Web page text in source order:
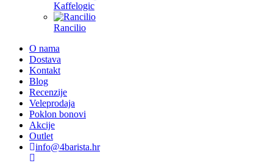
Kaffelogic
Rancilio
O nama
Dostava
Kontakt
Blog
Recenzije
Veleprodaja
Poklon bonovi
Akcije
Outlet
info@4barista.hr